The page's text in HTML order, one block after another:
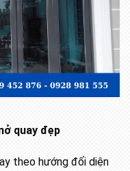
quay đẹp
theo hướng đối diện